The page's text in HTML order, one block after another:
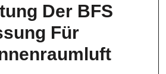
Der BFS
Für
Die